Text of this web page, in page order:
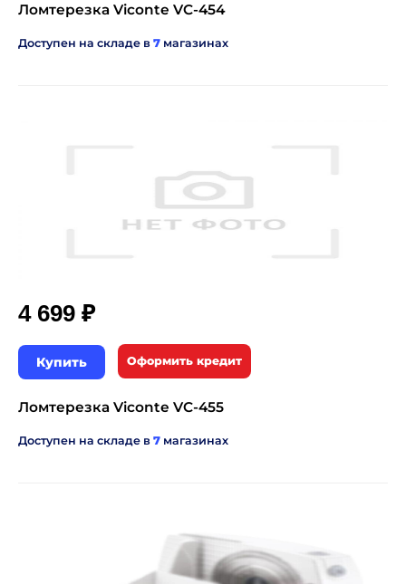
Ломтерезка Viconte VC-454
Доступен на складе в 7 магазинах
4 699 ₽
Купить Оформить кредит
Ломтерезка Viconte VC-455
Доступен на складе в 7 магазинах